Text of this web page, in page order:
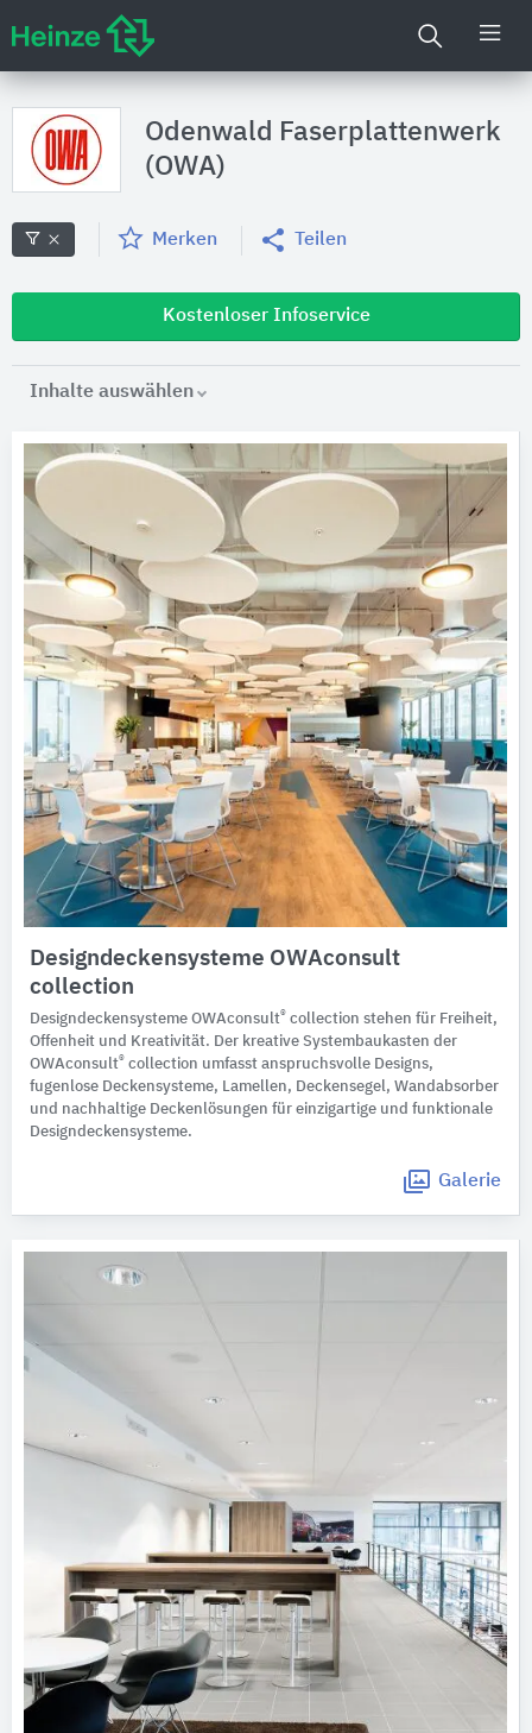
Odenwald Faserplattenwerk
(OWA)
Merken Teilen
Kostenloser Infoservice
Inhalte auswählen
Designdeckensysteme OWAconsult
collection
Designdeckensysteme OWAconsult® collection stehen für Freiheit,
Offenheit und Kreativität. Der kreative Systembaukasten der
OWAconsult® collection umfasst anspruchsvolle Designs,
fugenlose Deckensysteme, Lamellen, Deckensegel, Wandabsorber
und nachhaltige Deckenlösungen für einzigartige und funktionale
Designdeckensysteme.
Galerie